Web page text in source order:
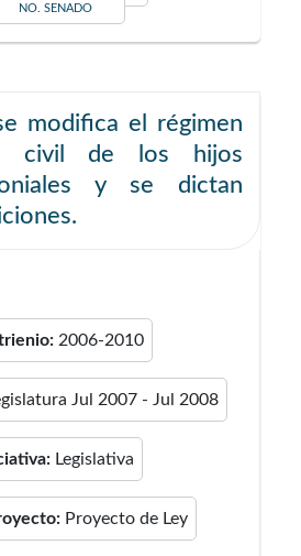
NO. SENADO
modifica el régimen
civil de los hijos
y se dictan
2006-2010
Jul 2007 - Jul 2008
Legislativa
Proyecto de Ley